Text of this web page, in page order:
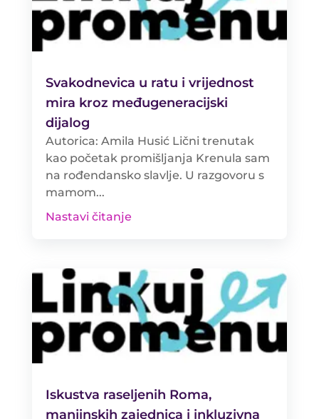
Svakodnevica u ratu i vrijednost
mira kroz međugeneracijski
dijalog
Autorica: Amila Husić Lični trenutak
kao početak promišljanja Krenula sam
na rođendansko slavlje. U razgovoru s
mamom...
Nastavi čitanje
Iskustva raseljenih Roma,
manjinskih zajednica i inkluzivna